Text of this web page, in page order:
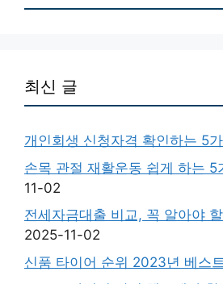
최신 글
개인회생 신청자격 확인하는 5
손목 관절 재활운동 쉽게 하는 5
11-02
전세자금대출 비교, 꼭 알아야
2025-11-02
신품 타이어 순위 2023년 베스